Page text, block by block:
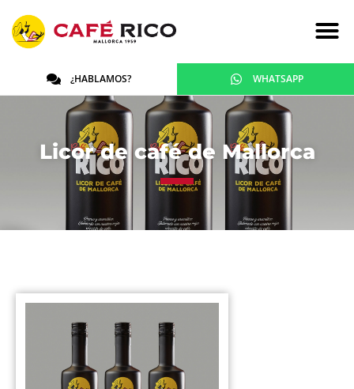
¿HABLAMOS? WHATSAPP
Licor de café de Mallorca